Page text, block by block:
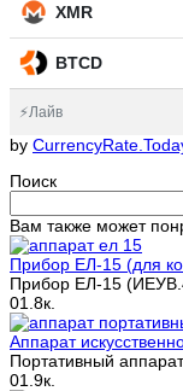
XMR
BTCD
⚡Лайв
by
Поиск
Вам также может
Прибор ЕЛ-15 (для
Прибор ЕЛ-15
01.8к.
Аппарат
Портативный
01.9к.